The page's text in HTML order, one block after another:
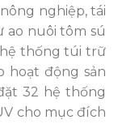
nghiệp, tái
ao nuôi tôm sú
thống túi trữ
hoạt động sản
32 hệ thống
cho mục đích